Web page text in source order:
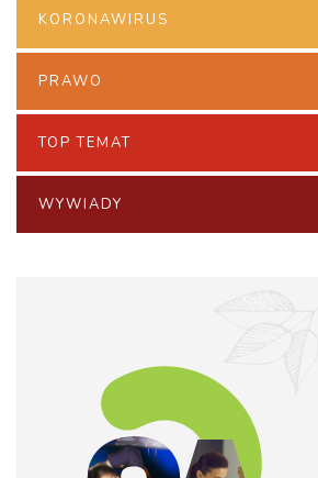
KORONAWIRUS
PRAWO
TOP TEMAT
WYWIADY